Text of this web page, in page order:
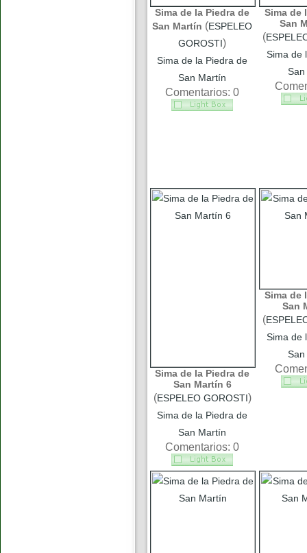
Sima de la Piedra de
San Martín (ESPELEO
GOROSTI)
Sima de la Piedra de
San Martín
Comentarios: 0
Sima de
San
(
Sima de
Sima de la Piedra de
San Martín 6
(ESPELEO GOROSTI)
Sima de la Piedra de
San Martín
Comentarios: 0
Sima de
San
(
Sima de